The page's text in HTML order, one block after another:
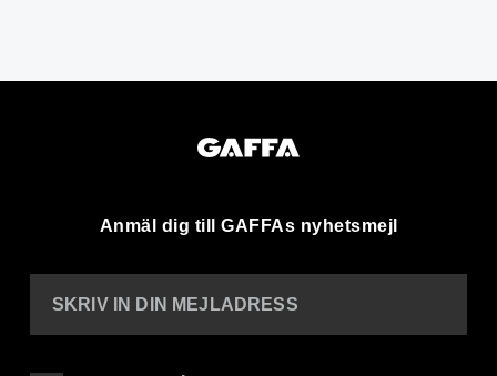
Anmäl dig till GAFFAs nyhetsmejl
SKRIV IN DIN MEJLADRESS